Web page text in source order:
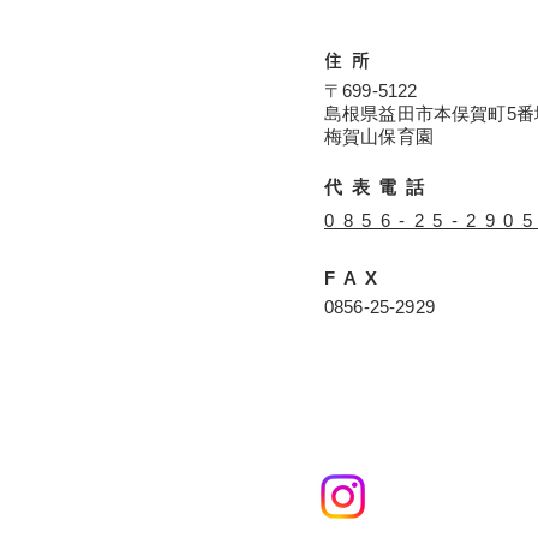
住所
〒699-5122
島根県益田市本俣賀町5番
​​梅賀山保育園
代表電話
​0856-25-
FAX
​0856-25-2929